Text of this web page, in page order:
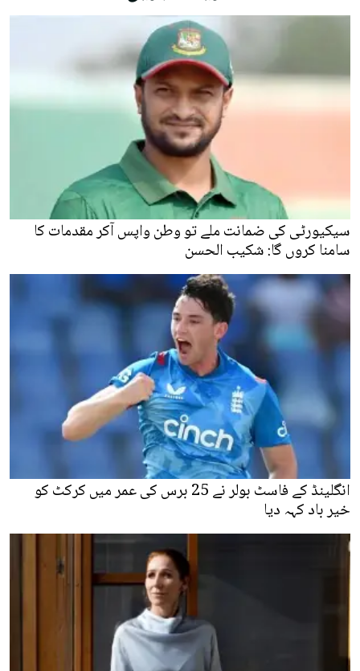
سیکیورٹی کی ضمانت ملے تو وطن واپس آکر مقدمات کا
سامنا کروں گا: شکیب الحسن
انگلینڈ کے فاسٹ بولر نے 25 برس کی عمر میں کرکٹ کو
خیر باد کہہ دیا